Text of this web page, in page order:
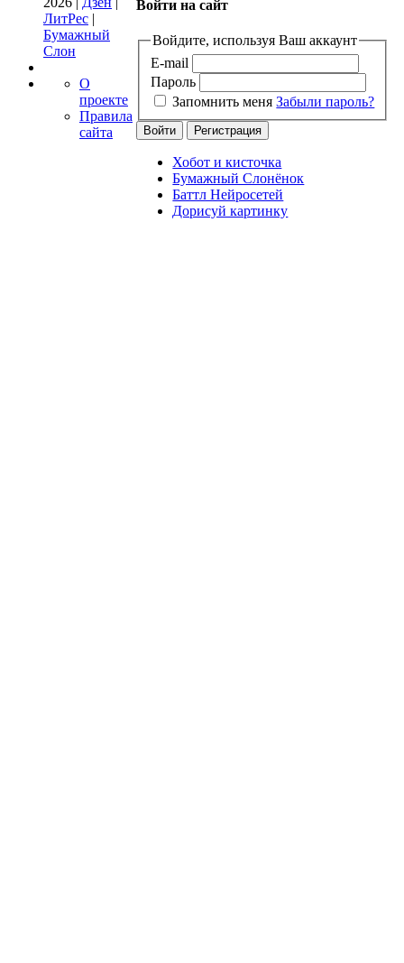
Войти на сайт
Войдите, используя Ваш аккаунт
E-mail
Пароль
Запомнить меня Забыли пароль?
Хобот и кисточка
Бумажный Слонёнок
Баттл Нейросетей
Дорисуй картинку
ЛитРес |
Бумажный
Слон
О
проекте
Правила
сайта